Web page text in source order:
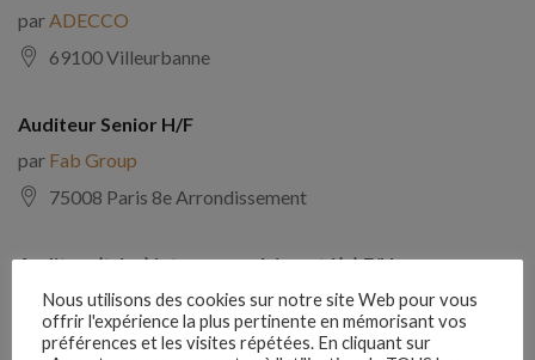
par ADECCO
69100 Villeurbanne
Auditeur Senior H/F
par Fab Group
75008 Paris 8e Arrondissement
Auditeur(trice) interne expérimenté(e) F/H
parComptabilite Emploi
39130 Châtillon
Nous utilisons des cookies sur notre site Web pour vous
offrir l'expérience la plus pertinente en mémorisant vos
préférences et les visites répétées. En cliquant sur